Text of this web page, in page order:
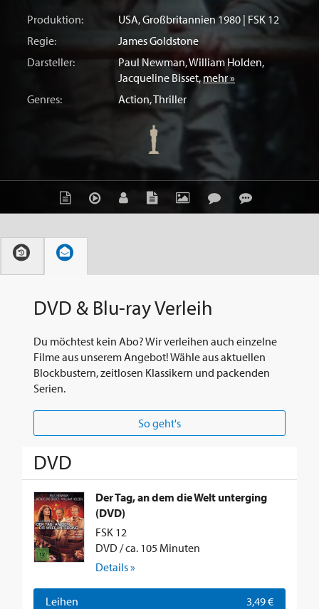
Produktion:
USA,Großbritannien1980 | FSK 12
Regie:
James Goldstone
Darsteller:
Paul Newman,William Holden,
Jacqueline Bisset,mehr »
Genres:
Action,Thriller
DVD & Blu-ray Verleih
Du möchtest kein Abo? Wir verleihen auch einzelne
Filme aus unserem Angebot! Wähle aus aktuellen
Blockbustern, zeitlosen Klassikern und packenden
Serien.
So geht's
DVD
Der Tag, an dem die Welt unterging
(DVD)
FSK 12
DVD / ca. 105 Minuten
Details »
Leihen 3,49 €